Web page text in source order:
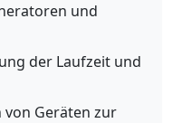
und
der Laufzeit und
von Geräten zur